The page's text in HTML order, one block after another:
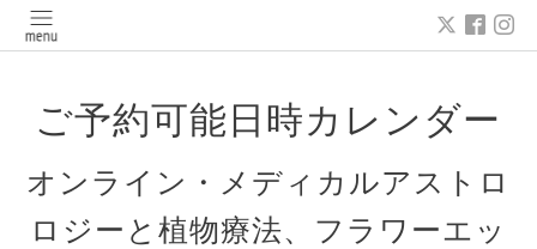
ご予約可能日時カレンダー
オンライン・メディカルアストロ
ロジーと植物療法、フラワーエッ